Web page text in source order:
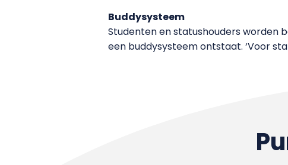
Buddysysteem
Studenten en statushouders worden
een buddysysteem ontstaat. ‘Voor